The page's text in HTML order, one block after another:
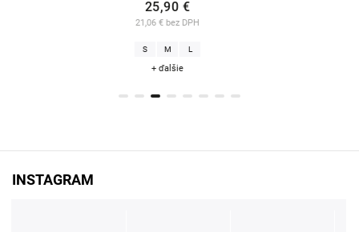
21,06 € bez DPH
L
INSTAGRAM